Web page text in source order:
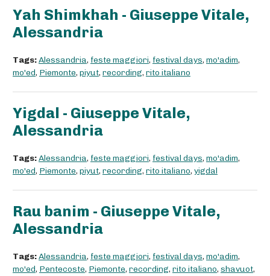
Yah Shimkhah - Giuseppe Vitale,
Alessandria
Tags:Alessandria, feste maggiori, festival days, mo'adim,
mo'ed, Piemonte, piyut, recording, rito italiano
Yigdal - Giuseppe Vitale,
Alessandria
Tags:Alessandria, feste maggiori, festival days, mo'adim,
mo'ed, Piemonte, piyut, recording, rito italiano, yigdal
Rau banim - Giuseppe Vitale,
Alessandria
Tags:Alessandria, feste maggiori, festival days, mo'adim,
mo'ed, Pentecoste, Piemonte, recording, rito italiano, shavuot,